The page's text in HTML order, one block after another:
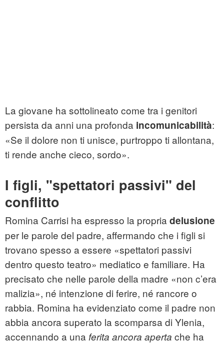
La giovane ha sottolineato come tra i genitori
persista da anni una profonda incomunicabilità:
«Se il dolore non ti unisce, purtroppo ti allontana,
ti rende anche cieco, sordo».
I figli, "spettatori passivi" del
conflitto
Romina Carrisi ha espresso la propria delusione
per le parole del padre, affermando che i figli si
trovano spesso a essere «spettatori passivi
dentro questo teatro» mediatico e familiare. Ha
precisato che nelle parole della madre «non c’era
malizia», né intenzione di ferire, né rancore o
rabbia. Romina ha evidenziato come il padre non
abbia ancora superato la scomparsa di Ylenia,
accennando a una ferita ancora aperta che ha